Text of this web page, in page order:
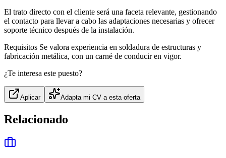
El trato directo con el cliente será una faceta relevante, gestionando
el contacto para llevar a cabo las adaptaciones necesarias y ofrecer
soporte técnico después de la instalación.
Requisitos Se valora experiencia en soldadura de estructuras y
fabricación metálica, con un carné de conducir en vigor.
¿Te interesa este puesto?
Aplicar Adapta mi CV a esta oferta
Relacionado